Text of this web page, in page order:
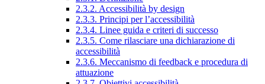
2.3.2. Accessibilità by design
2.3.3. Principi per l’accessibilità
2.3.4. Linee guida e criteri di successo
2.3.5. Come rilasciare una dichiarazione di
accessibilità
2.3.6. Meccanismo di feedback e procedura di
attuazione